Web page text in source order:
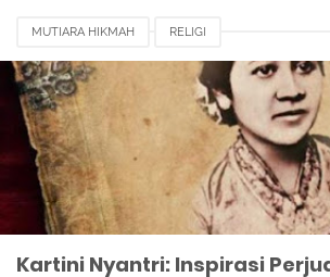
MUTIARA HIKMAH RELIGI
Kartini Nyantri: Inspirasi